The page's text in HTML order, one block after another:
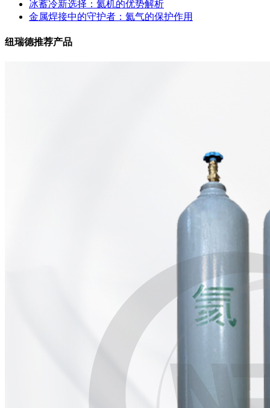
冰蓄冷新选择：氦机的优势解析
金属焊接中的守护者：氦气的保护作用
纽瑞德推荐产品